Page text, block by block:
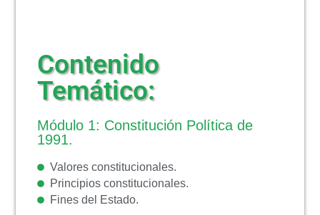
Contenido
Temático:
Módulo 1: Constitución Política de
1991.
Valores constitucionales.
Principios constitucionales.
Fines del Estado.